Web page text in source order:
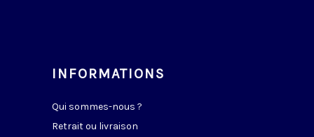
INFORMATIONS
Qui sommes-nous ?
Retrait ou livraison